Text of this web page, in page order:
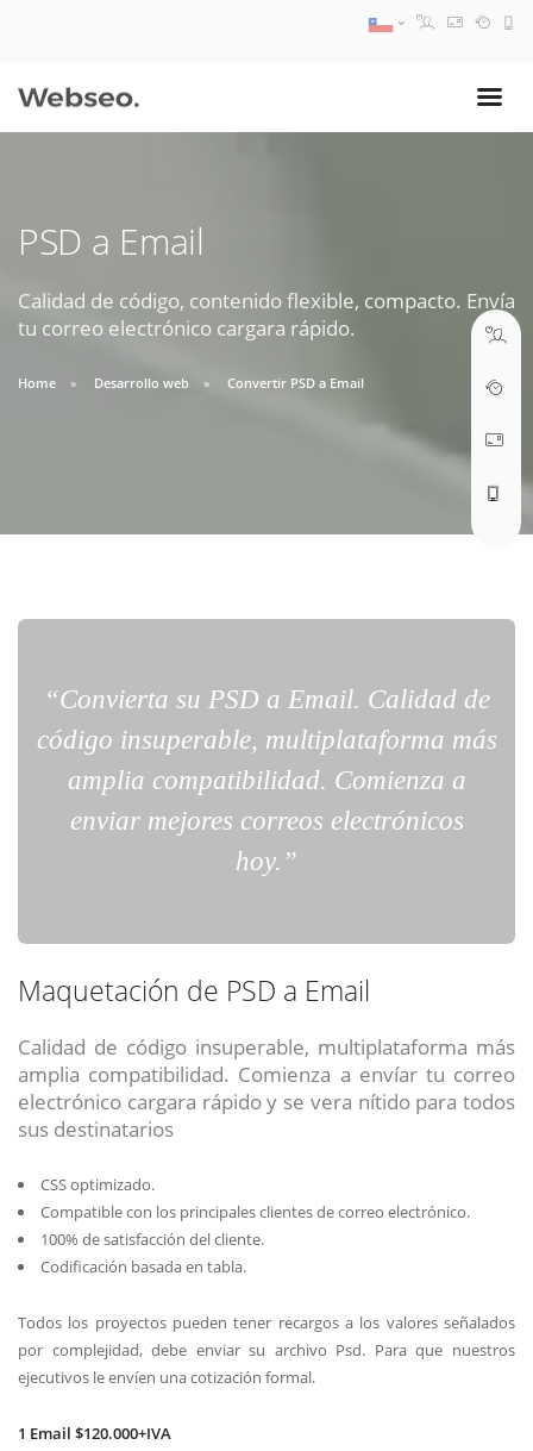
PSD a Email
Calidad de código, contenido flexible, compacto. Envía
tu correo electrónico cargara rápido.
Home Desarrollo web Convertir PSD a Email
“Convierta su PSD a Email. Calidad de
código insuperable, multiplataforma más
amplia compatibilidad. Comienza a
enviar mejores correos electrónicos
hoy.”
Maquetación de PSD a Email
Calidad de código insuperable, multiplataforma más
amplia compatibilidad. Comienza a envíar tu correo
electrónico cargara rápido y se vera nítido para todos
sus destinatarios
CSS optimizado.
Compatible con los principales clientes de correo electrónico.
100% de satisfacción del cliente.
Codificación basada en tabla.
Todos los proyectos pueden tener recargos a los valores señalados
por complejidad, debe enviar su archivo Psd. Para que nuestros
ejecutivos le envíen una cotización formal.
1 Email $120.000+IVA
09:30 AM A 18:30 PM
soporte@webseo.cl